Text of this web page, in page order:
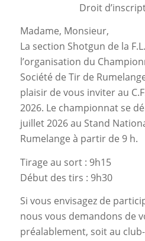
Droit
Madame, Monsieur,
La section Shotgun de la
l’organisation du
Société de Tir de
plaisir de vous inviter au
2026. Le championnat se
juillet 2026 au Stand
Rumelange à partir de 9 h.
Tirage au sort : 9h15
Début des tirs : 9h30
Si vous envisagez de
nous vous demandons de
préalablement, soit au